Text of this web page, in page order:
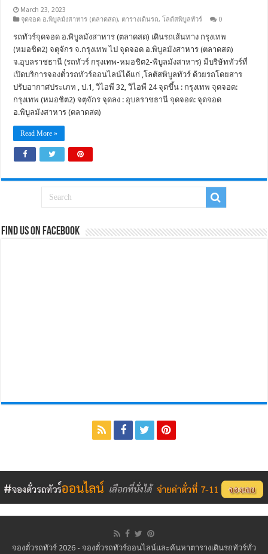
March 23, 2023
จุดจอด อ.พิบูลมังสาหาร (ตลาดสด), ตารางเดินรถ,โลตัสพิบูลทัวร์ 0
รถทัวร์จุดจอด อ.พิบูลมังสาหาร (ตลาดสด) เดินรถเส้นทาง กรุงเทพ
(หมอชิต2) จตุจักร จ.กรุงเทพ ไป จุดจอด อ.พิบูลมังสาหาร (ตลาดสด)
จ.อุบลราชธานี (รถทัวร์ กรุงเทพ-หมอชิต2-พิบูลมังสาหาร) มีบริษัททัวร์ที่
เปิดบริการจองตั๋วรถทัวร์ออนไลน์ได้แก่ ,โลตัสพิบูลทัวร์ ด้วยรถโดยสาร
ปรับอากาศประเภท , ป.1, วิไอพี 32, วิไอพี 24 จุดขึ้น : กรุงเทพ จุดจอด:
กรุงเทพ (หมอชิต2) จตุจักร จุดลง : อุบลราชธานี จุดจอด: จุดจอด
อ.พิบูลมังสาหาร (ตลาดสด)
Read More »
Find us on Facebook
จองตั๋วรถทัวร์ 2026 - จองตั๋วรถทัวร์ออนไลน์และค้นหาตารางเดินรถทัวร์ทั่ว